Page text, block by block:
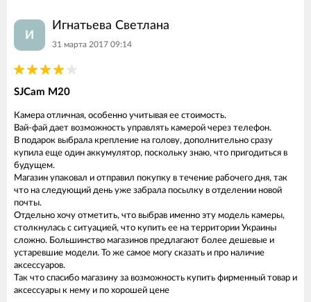
И
Игнатьева Светлана
31 марта 2017 09:14
SJCam M20
Камера отличная, особенно учитывая ее стоимость.
Вай-фай дает возможность управлять камерой через телефон.
В подарок выбрала крепление на голову, дополнительно сразу
купила еще один аккумулятор, поскольку знаю, что пригодиться в
будущем.
Магазин упаковал и отправил покупку в течение рабочего дня, так
что на следующий день уже забрала посылку в отделении новой
почты.
Отдельно хочу отметить, что выбрав именно эту модель камеры,
столкнулась с ситуацией, что купить ее на территории Украины
сложно. Большинство магазинов предлагают более дешевые и
устаревшие модели. То же самое могу сказать и про наличие
аксессуаров.
Так что спасибо магазину за возможность купить фирменный товар и
аксессуары к нему и по хорошей цене